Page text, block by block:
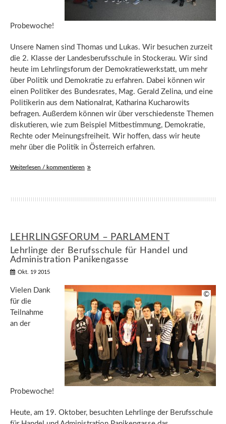
Probewoche!
Unsere Namen sind Thomas und Lukas. Wir besuchen zurzeit
die 2. Klasse der Landesberufsschule in Stockerau. Wir sind
heute im Lehrlingsforum der Demokratiewerkstatt, um mehr
über Politik und Demokratie zu erfahren. Dabei können wir
einen Politiker des Bundesrates, Mag. Gerald Zelina, und eine
Politikerin aus dem Nationalrat, Katharina Kucharowits
befragen. Außerdem können wir über verschiedenste Themen
diskutieren, wie zum Beispiel Mitbestimmung, Demokratie,
Rechte oder Meinungsfreiheit. Wir hoffen, dass wir heute
mehr über die Politik in Österreich erfahren.
Weiterlesen / kommentieren
LEHRLINGSFORUM – PARLAMENT
Lehrlinge der Berufsschule für Handel und
Administration Panikengasse
Okt. 19 2015
©
Vielen Dank
für die
Teilnahme
an der
Probewoche!
Heute, am 19. Oktober, besuchten Lehrlinge der Berufsschule